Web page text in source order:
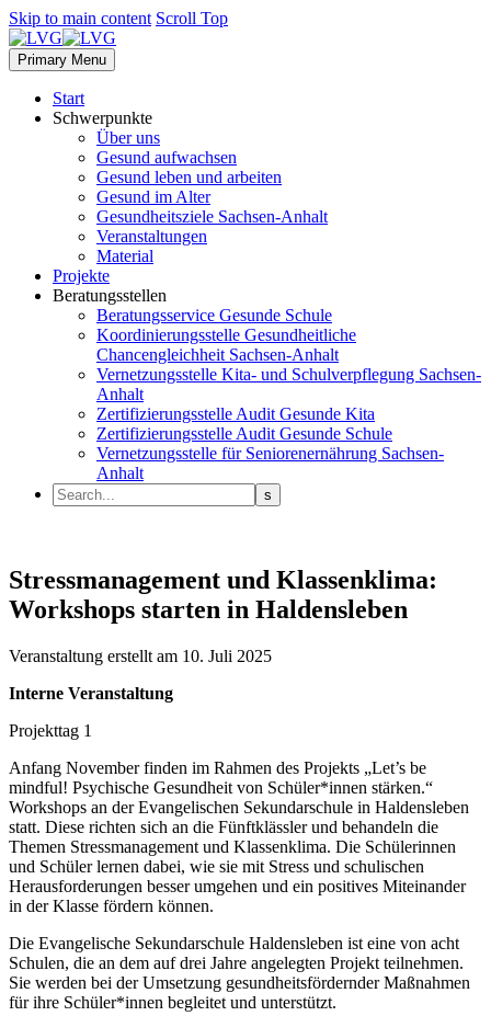
Skip to main content Scroll Top
Primary Menu
Start
Schwerpunkte
Über uns
Gesund aufwachsen
Gesund leben und arbeiten
Gesund im Alter
Gesundheitsziele Sachsen-Anhalt
Veranstaltungen
Material
Projekte
Beratungsstellen
Beratungsservice Gesunde Schule
Koordinierungsstelle Gesundheitliche
Chancengleichheit Sachsen-Anhalt
Vernetzungsstelle Kita- und Schulverpflegung Sachsen-
Anhalt
Zertifizierungsstelle Audit Gesunde Kita
Zertifizierungsstelle Audit Gesunde Schule
Vernetzungsstelle für Seniorenernährung Sachsen-
Anhalt
Stressmanagement und Klassenklima:
Workshops starten in Haldensleben
Veranstaltung erstellt am 10. Juli 2025
Interne Veranstaltung
Projekttag 1
Anfang November finden im Rahmen des Projekts „Let’s be
mindful! Psychische Gesundheit von Schüler*innen stärken.“
Workshops an der Evangelischen Sekundarschule in Haldensleben
statt. Diese richten sich an die Fünftklässler und behandeln die
Themen Stressmanagement und Klassenklima. Die Schülerinnen
und Schüler lernen dabei, wie sie mit Stress und schulischen
Herausforderungen besser umgehen und ein positives Miteinander
in der Klasse fördern können.
Die Evangelische Sekundarschule Haldensleben ist eine von acht
Schulen, die an dem auf drei Jahre angelegten Projekt teilnehmen.
Sie werden bei der Umsetzung gesundheitsfördernder Maßnahmen
für ihre Schüler*innen begleitet und unterstützt.